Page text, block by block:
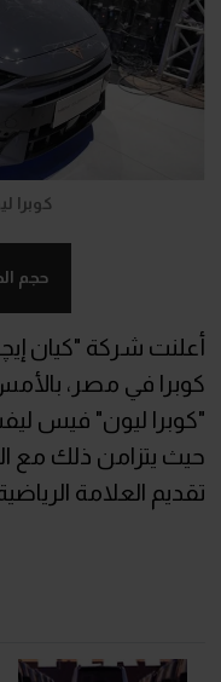
كوبرا
حجم
أعلنت شركة "كيان
كوبرا في مصر،
حيث يتزامن ذلك مع
تقديم العلامة